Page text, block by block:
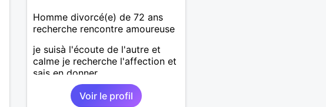
Homme divorcé(e) de 72 ans
recherche rencontre amoureuse
je suisà l'écoute de l'autre et
calme je recherche l'affection et
sais en donner
Voir le profil